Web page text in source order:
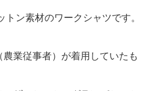
ン素材のワークシャツです。
業従事者）が着用していたも